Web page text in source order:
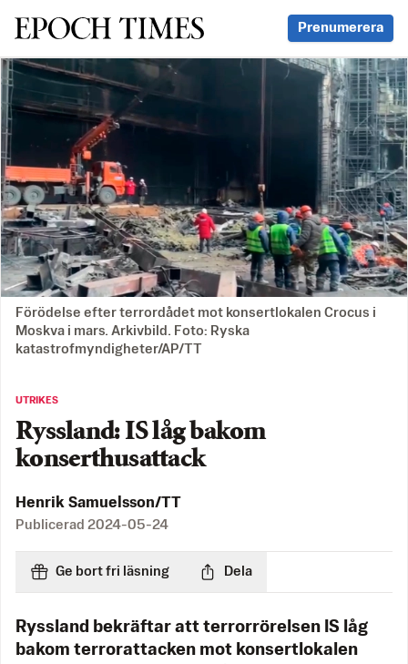
Svenska Epoch Times Prenumerera
Förödelse efter terrordådet mot konsertlokalen Crocus i
Moskva i mars. Arkivbild. Foto: Ryska
katastrofmyndigheter/AP/TT
UTRIKES
Ryssland: IS låg bakom
konserthusattack
Henrik Samuelsson/TT
Publicerad 2024-05-24
Ge bort fri läsning Dela
Ryssland bekräftar att terrorrörelsen IS låg
bakom terrorattacken mot konsertlokalen